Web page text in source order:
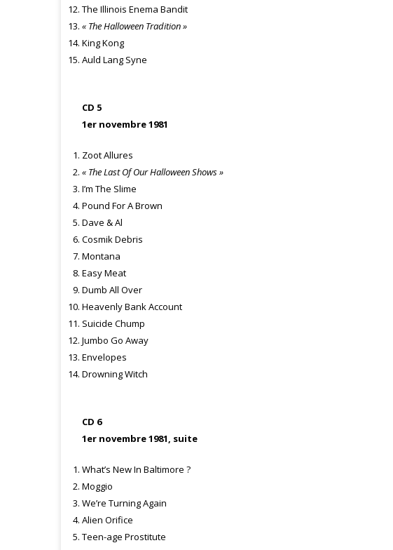
The Illinois Enema Bandit
« The Halloween Tradition »
King Kong
Auld Lang Syne
CD 5
1er novembre 1981
Zoot Allures
« The Last Of Our Halloween Shows »
I’m The Slime
Pound For A Brown
Dave & Al
Cosmik Debris
Montana
Easy Meat
Dumb All Over
Heavenly Bank Account
Suicide Chump
Jumbo Go Away
Envelopes
Drowning Witch
CD 6
1er novembre 1981, suite
What’s New In Baltimore ?
Moggio
We’re Turning Again
Alien Orifice
Teen-age Prostitute